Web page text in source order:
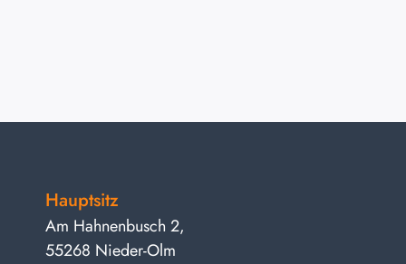
Hauptsitz
Am Hahnenbusch 2,
55268 Nieder-Olm